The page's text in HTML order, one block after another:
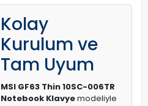
Kolay
Kurulum ve
Tam Uyum
MSI GF63 Thin 10SC-006TR
Notebook Klavyemodeliyle